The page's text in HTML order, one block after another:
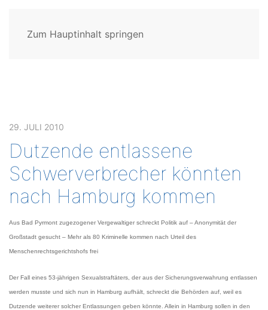
Zum Hauptinhalt springen
29. JULI 2010
Dutzende entlassene
Schwerverbrecher könnten
nach Hamburg kommen
Aus Bad Pyrmont zugezogener Vergewaltiger schreckt Politik auf – Anonymität der
Großstadt gesucht – Mehr als 80 Kriminelle kommen nach Urteil des
Menschenrechtsgerichtshofs frei
Der Fall eines 53-jährigen Sexualstraftäters, der aus der Sicherungsverwahrung entlassen
werden musste und sich nun in Hamburg aufhält, schreckt die Behörden auf, weil es
Dutzende weiterer solcher Entlassungen geben könnte. Allein in Hamburg sollen in den